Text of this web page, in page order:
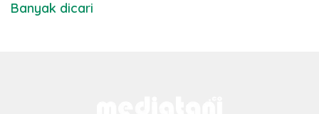
Banyak dicari